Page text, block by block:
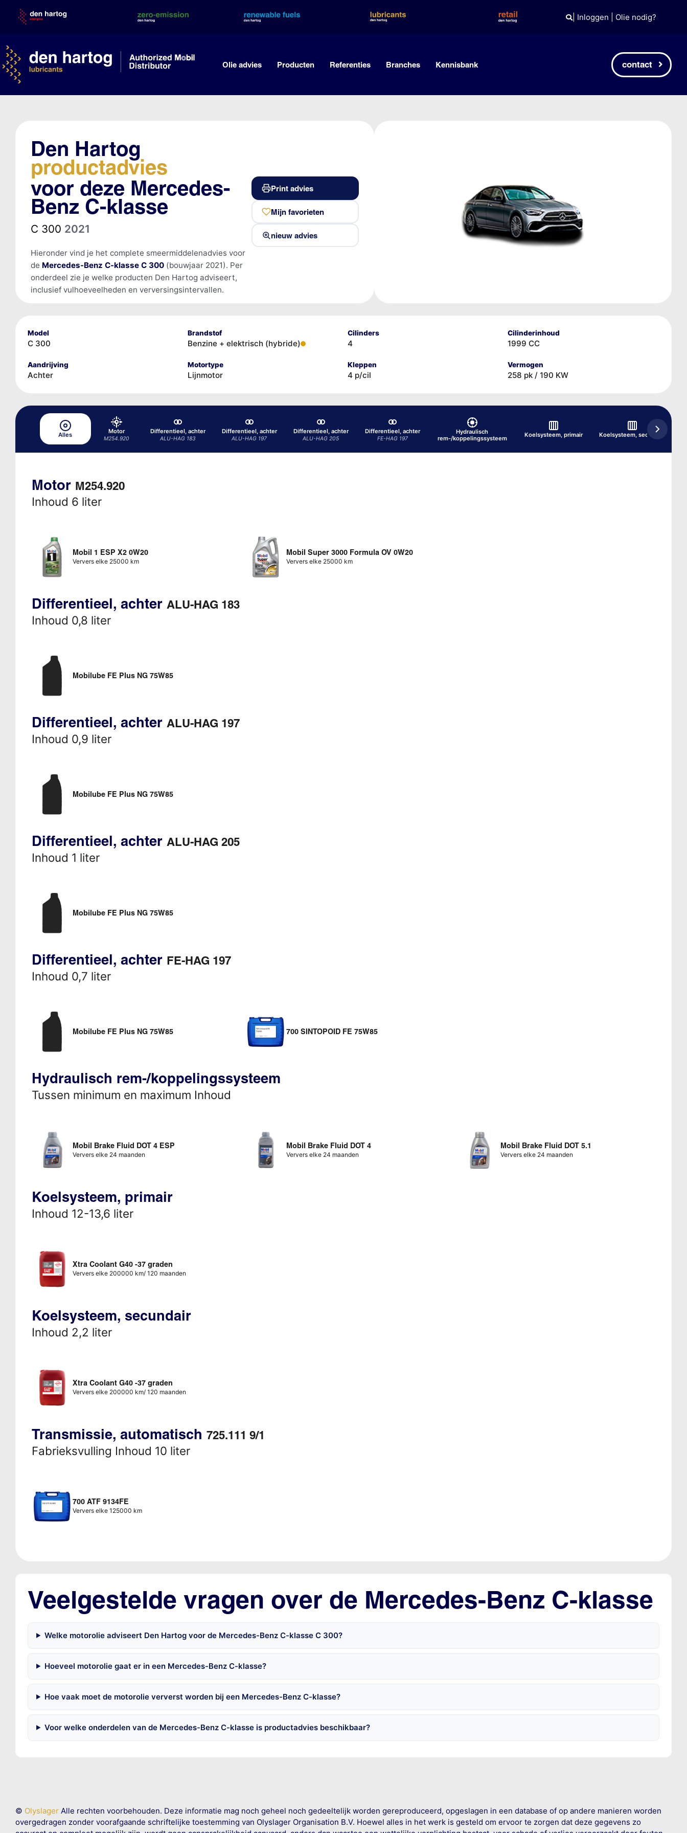
content
| Inloggen Olie nodig?
Olie advies Producten Referenties Branches Kennisbank contact
Den Hartog
productadvies
voor deze Mercedes-
Benz C-klasse
C 300 2021
Hieronder vind je het complete smeermiddelenadvies voor
de Mercedes-Benz C-klasse C 300(bouwjaar 2021). Per
onderdeel zie je welke producten Den Hartog adviseert,
inclusief vulhoeveelheden en verversingsintervallen.
Print advies
Mijn favorieten
nieuw advies
Model
C 300
Brandstof
Benzine + elektrisch (hybride)
Cilinders
4
Cilinderinhoud
1999 CC
Aandrijving
Achter
Motortype
Lijnmotor
Kleppen
4 p/cil
Vermogen
258 pk / 190 KW
Alles
Motor
M254.920
Differentieel, achter
ALU-HAG 183
Differentieel, achter
ALU-HAG 197
Differentieel, achter
ALU-HAG 205
Differentieel, achter
FE-HAG 197
Hydraulisch
rem-/koppelingssysteem
Koelsysteem, primair Koelsysteem, secundair
Motor M254.920
Inhoud 6 liter
Mobil 1 ESP X2 0W20
Ververs elke 25000 km
Mobil Super 3000 Formula OV 0W20
Ververs elke 25000 km
Differentieel, achter ALU-HAG 183
Inhoud 0,8 liter
Mobilube FE Plus NG 75W85
Differentieel, achter ALU-HAG 197
Inhoud 0,9 liter
Mobilube FE Plus NG 75W85
Differentieel, achter ALU-HAG 205
Inhoud 1 liter
Mobilube FE Plus NG 75W85
Differentieel, achter FE-HAG 197
Inhoud 0,7 liter
Mobilube FE Plus NG 75W85 700 SINTOPOID FE 75W85
Hydraulisch rem-/koppelingssysteem
Tussen minimum en maximum Inhoud
Mobil Brake Fluid DOT 4 ESP
Ververs elke 24 maanden
Mobil Brake Fluid DOT 4
Ververs elke 24 maanden
Mobil Brake Fluid DOT 5.1
Ververs elke 24 maanden
Koelsysteem, primair
Inhoud 12-13,6 liter
Xtra Coolant G40 -37 graden
Ververs elke 200000 km/ 120 maanden
Koelsysteem, secundair
Inhoud 2,2 liter
Xtra Coolant G40 -37 graden
Ververs elke 200000 km/ 120 maanden
Transmissie, automatisch 725.111 9/1
Fabrieksvulling Inhoud 10 liter
700 ATF 9134FE
Ververs elke 125000 km
Veelgestelde vragen over de Mercedes-Benz C-klasse
Welke motorolie adviseert Den Hartog voor de Mercedes-Benz C-klasse C 300?
Hoeveel motorolie gaat er in een Mercedes-Benz C-klasse?
Hoe vaak moet de motorolie ververst worden bij een Mercedes-Benz C-klasse?
Voor welke onderdelen van de Mercedes-Benz C-klasse is productadvies beschikbaar?
© OlyslagerAlle rechten voorbehouden. Deze informatie mag noch geheel noch gedeeltelijk worden gereproduceerd, opgeslagen in een database of op andere manieren worden
overgedragen zonder voorafgaande schriftelijke toestemming van Olyslager Organisation B.V. Hoewel alles in het werk is gesteld om ervoor te zorgen dat deze gegevens zo